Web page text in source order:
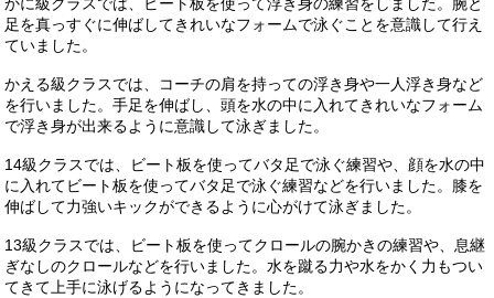
足を真っすぐに伸ばしてきれいなフォームで泳ぐことを意識して行え
ていました。
かえる級クラスでは、コーチの肩を持っての浮き身や一人浮き身など
を行いました。手足を伸ばし、頭を水の中に入れてきれいなフォーム
で浮き身が出来るように意識して泳ぎました。
14級クラスでは、ビート板を使ってバタ足で泳ぐ練習や、顔を水の中
に入れてビート板を使ってバタ足で泳ぐ練習などを行いました。膝を
伸ばして力強いキックができるように心がけて泳ぎました。
13級クラスでは、ビート板を使ってクロールの腕かきの練習や、息継
ぎなしのクロールなどを行いました。水を蹴る力や水をかく力もつい
てきて上手に泳げるようになってきました。